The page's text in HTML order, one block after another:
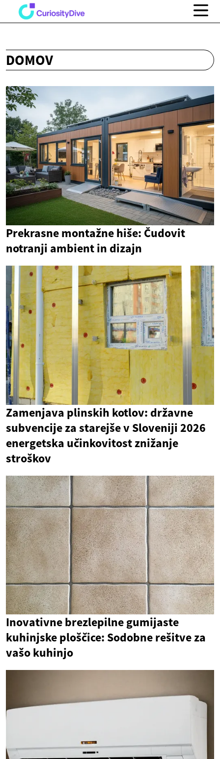
DOMOV
Prekrasne montažne hiše: Čudovit
notranji ambient in dizajn
Zamenjava plinskih kotlov: državne
subvencije za starejše v Sloveniji 2026
energetska učinkovitost znižanje
stroškov
Inovativne brezlepilne gumijaste
kuhinjske ploščice: Sodobne rešitve za
vašo kuhinjo